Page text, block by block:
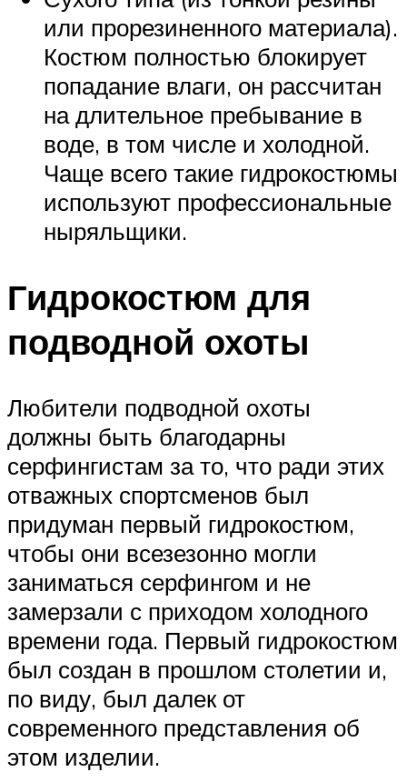
или прорезиненного материала).
Костюм полностью блокирует
попадание влаги, он рассчитан
на длительное пребывание в
воде, в том числе и холодной.
Чаще всего такие гидрокостюмы
используют профессиональные
ныряльщики.
Гидрокостюм для
подводной охоты
Любители подводной охоты
должны быть благодарны
серфингистам за то, что ради этих
отважных спортсменов был
придуман первый гидрокостюм,
чтобы они всезезонно могли
заниматься серфингом и не
замерзали с приходом холодного
времени года. Первый гидрокостюм
был создан в прошлом столетии и,
по виду, был далек от
современного представления об
этом изделии.